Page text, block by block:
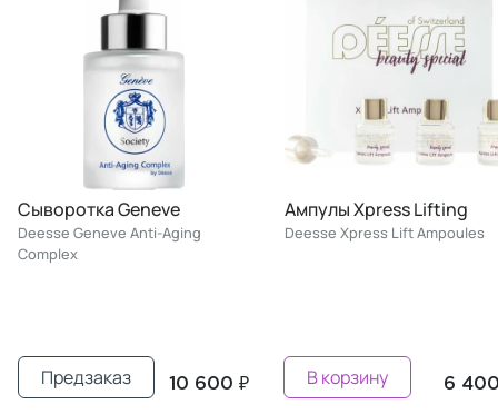
Сыворотка Geneve
Deesse Geneve Anti-Aging
Complex
10 600 ₽
Предзаказ
Ампулы Xpress Lifting
Deesse Xpress Lift Ampoules
6
В корзину